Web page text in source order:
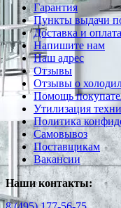
Гарантия
Пункты выдачи
Доставка и оплата
Напишите нам
Наш адрес
Отзывы
Отзывы о
Помощь
Утилизация
Политика
Самовывоз
Поставщикам
Вакансии
Наши контакты: